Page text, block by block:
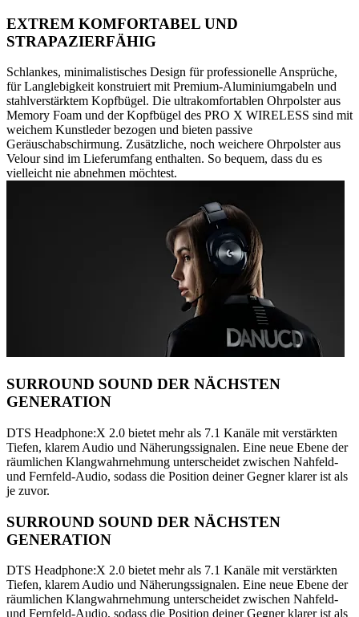
EXTREM KOMFORTABEL UND
STRAPAZIERFÄHIG
Schlankes, minimalistisches Design für professionelle Ansprüche,
für Langlebigkeit konstruiert mit Premium-Aluminiumgabeln und
stahlverstärktem Kopfbügel. Die ultrakomfortablen Ohrpolster aus
Memory Foam und der Kopfbügel des PRO X WIRELESS sind mit
weichem Kunstleder bezogen und bieten passive
Geräuschabschirmung. Zusätzliche, noch weichere Ohrpolster aus
Velour sind im Lieferumfang enthalten. So bequem, dass du es
vielleicht nie abnehmen möchtest.
SURROUND SOUND DER NÄCHSTEN
GENERATION
DTS Headphone:X 2.0 bietet mehr als 7.1 Kanäle mit verstärkten
Tiefen, klarem Audio und Näherungssignalen. Eine neue Ebene der
räumlichen Klangwahrnehmung unterscheidet zwischen Nahfeld-
und Fernfeld-Audio, sodass die Position deiner Gegner klarer ist als
je zuvor.
SURROUND SOUND DER NÄCHSTEN
GENERATION
DTS Headphone:X 2.0 bietet mehr als 7.1 Kanäle mit verstärkten
Tiefen, klarem Audio und Näherungssignalen. Eine neue Ebene der
räumlichen Klangwahrnehmung unterscheidet zwischen Nahfeld-
und Fernfeld-Audio, sodass die Position deiner Gegner klarer ist als